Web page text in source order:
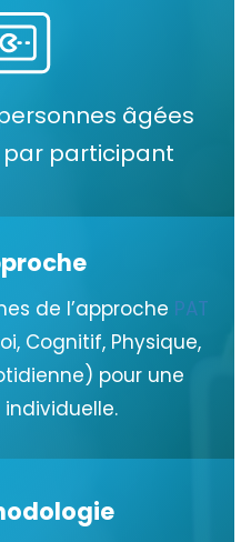
âgées
participant
de l’approche PAT
Cognitif, Physique,
pour une